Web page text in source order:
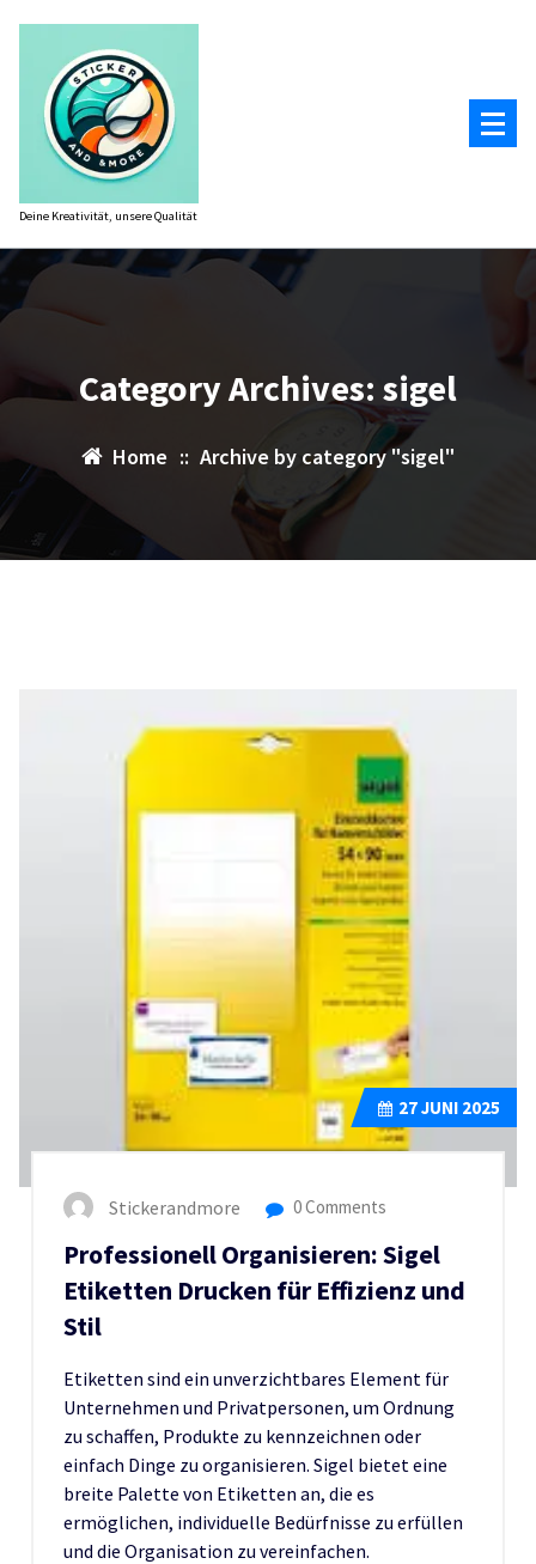
springen
Deine Kreativität, unsere Qualität
Category Archives: sigel
Home :: Archive by category "sigel"
27JUNI 2025
Stickerandmore 0 Comments
Professionell Organisieren: Sigel
Etiketten Drucken für Effizienz und
Stil
Etiketten sind ein unverzichtbares Element für
Unternehmen und Privatpersonen, um Ordnung
zu schaffen, Produkte zu kennzeichnen oder
einfach Dinge zu organisieren. Sigel bietet eine
breite Palette von Etiketten an, die es
ermöglichen, individuelle Bedürfnisse zu erfüllen
und die Organisation zu vereinfachen.